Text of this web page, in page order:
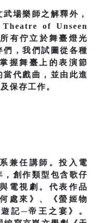
場樂師之解釋外，
of Unseen
有佇立於舞臺燈光
，我們試圖從各種
握舞臺上的表演節
代戲曲，並由此進
保存工作。
兼任講師。投入電
創作類型包含歌仔
電視劇。代表作品
處來》、《螢姬物
記─帝王之宴》。